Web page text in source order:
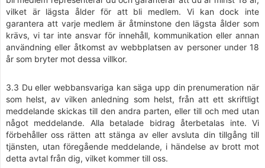
vilket är lägsta ålder för att bli medlem. Vi kan dock inte
garantera att varje medlem är åtminstone den lägsta ålder som
krävs, vi tar inte ansvar för innehåll, kommunikation eller annan
användning eller åtkomst av webbplatsen av personer under 18
år som bryter mot dessa villkor.
3.3 Du eller webbansvariga kan säga upp din prenumeration när
som helst, av vilken anledning som helst, från att ett skriftligt
meddelande skickas till den andra parten, eller till och med utan
något meddelande. Alla betalade bidrag återbetalas inte. Vi
förbehåller oss rätten att stänga av eller avsluta din tillgång till
tjänsten, utan föregående meddelande, i händelse av brott mot
detta avtal från dig, vilket kommer till oss.